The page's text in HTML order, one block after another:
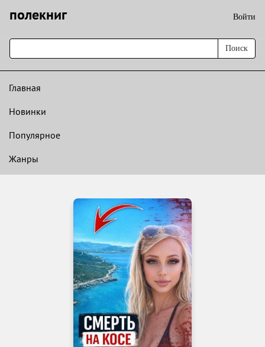
полекниг Войти
Поиск
Главная
Новинки
Популярное
Жанры